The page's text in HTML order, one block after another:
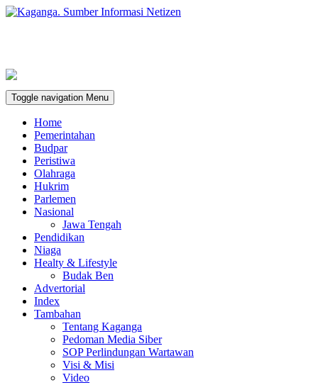
Toggle navigation Menu
Home
Pemerintahan
Budpar
Peristiwa
Olahraga
Hukrim
Parlemen
Nasional
Jawa Tengah
Pendidikan
Niaga
Healty & Lifestyle
Budak Ben
Advertorial
Index
Tambahan
Tentang Kaganga
Pedoman Media Siber
SOP Perlindungan Wartawan
Visi & Misi
Video